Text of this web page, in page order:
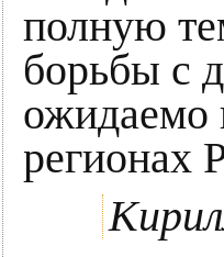
полную
борьбы с
ожидаемо
регионах